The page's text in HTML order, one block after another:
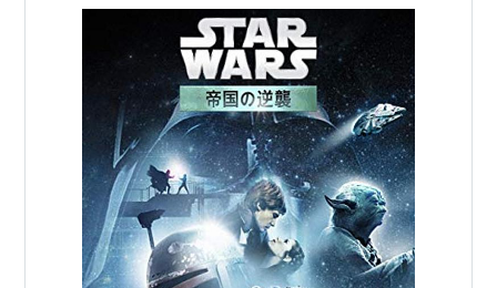
ログイン して利用できる。
新規会員登録をしなくても
「Yahoo!JAPAN ID」「mixi ID」「Livedoor ID」
「はてな ID」などを持っているユーザーはOpenID
ログインできる。
2008年4月1日からはじまってます。
http://www.iknow.co.jp/blog/ja/2008/3/18/28839